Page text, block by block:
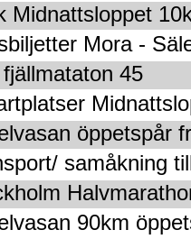
Midnattsloppet
Mora -
45
öppetspår
samåkning
90km